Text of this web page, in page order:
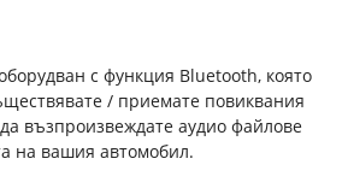
с функция Bluetooth, която
/ приемате повиквания
възпроизвеждате аудио файлове
на вашия автомобил.